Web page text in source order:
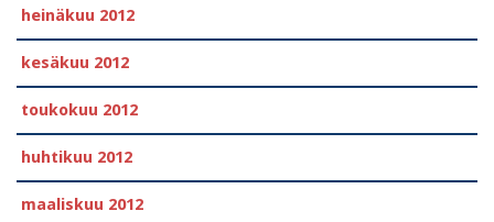
heinäkuu 2012
kesäkuu 2012
toukokuu 2012
huhtikuu 2012
maaliskuu 2012